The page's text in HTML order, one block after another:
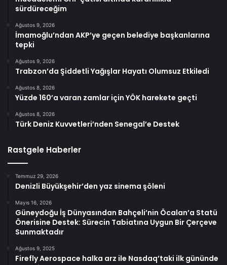
sürdüreceğim
Ağustos 9, 2026
İmamoğlu’ndan AKP’ye geçen belediye başkanlarına
tepki
Ağustos 9, 2026
Trabzon’da Şiddetli Yağışlar Hayatı Olumsuz Etkiledi
Ağustos 8, 2026
Yüzde 160’a varan zamlar için YÖK harekete geçti
Ağustos 8, 2026
Türk Deniz Kuvvetleri’nden Senegal’e Destek
Rastgele Haberler
Temmuz 29, 2026
Denizli Büyükşehir’den yaz sinema şöleni
Mayıs 16, 2026
Güneydoğu İş Dünyasından Bahçeli’nin Öcalan’a Statü
Önerisine Destek: Sürecin Tabiatına Uygun Bir Çerçeve
Sunmaktadır
Ağustos 9, 2025
Firefly Aerospace halka arz ile Nasdaq’taki ilk gününde